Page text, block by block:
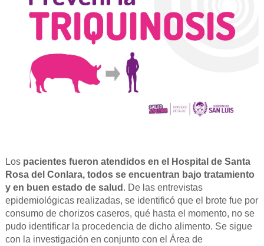
Lospacientes fueron atendidos en el Hospital de Santa
Rosa del Conlara, todos se encuentran bajo tratamiento
y en buen estado de salud . De las entrevistas
epidemiológicas realizadas, se identificó que el brote fue por
consumo de chorizos caseros, qué hasta el momento, no se
pudo identificar la procedencia de dicho alimento. Se sigue
con la investigación en conjunto con el Área de